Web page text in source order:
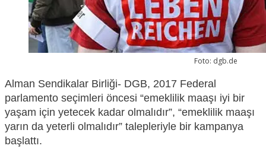
Foto: dgb.de
Alman Sendikalar Birliği- DGB, 2017 Federal
parlamento seçimleri öncesi “emekl ilik maaşı iyi bir
yaşam için yetecek kadar olmalıdır”, “emeklilik maaşı
yarın da yeterli olmalıdır” talepleriyle bir kampanya
başlattı.